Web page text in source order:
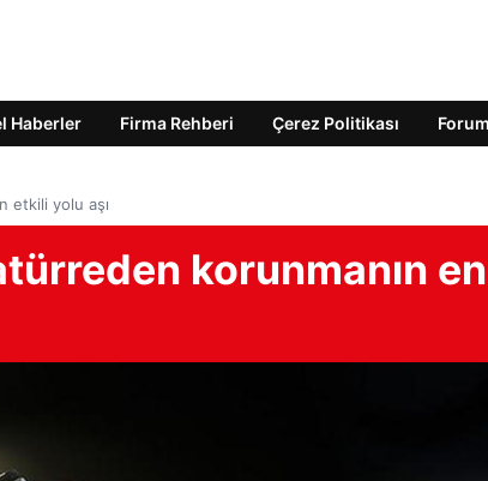
Haberler Firma Rehberi Çerez Politikası Forum
etkili yolu aşı
korunmanın en